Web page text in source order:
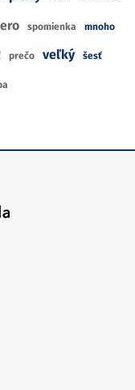
spomienka mnoho
prečo veľký šesť